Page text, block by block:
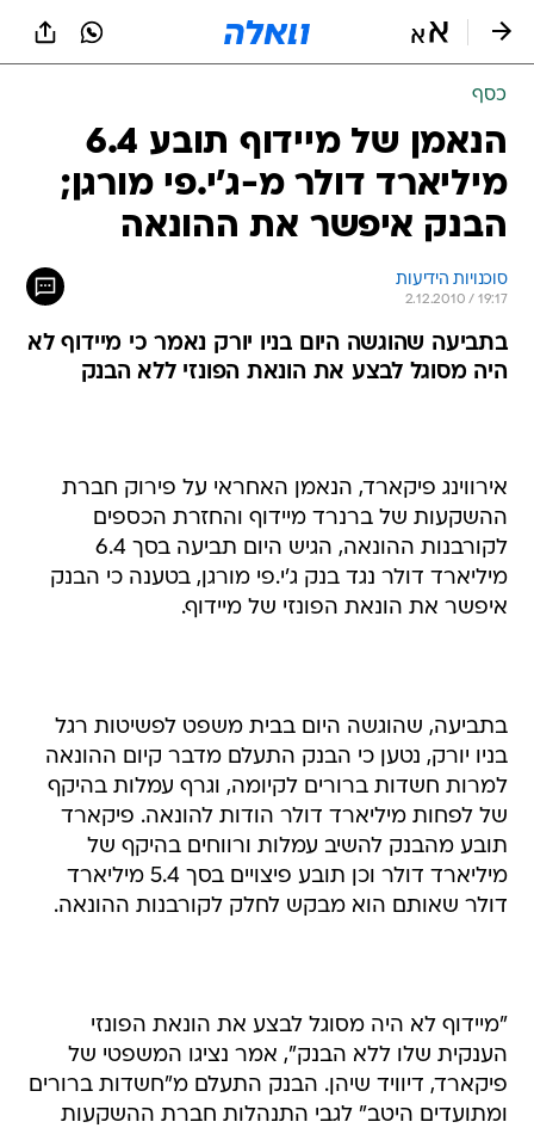
כסף
הנאמן של מיידוף תובע 6.4
מיליארד דולר מ-ג'י.פי מורגן;
הבנק איפשר את ההונאה
סוכנויות הידיעות
2.12.2010 / 19:17
בתביעה שהוגשה היום בניו יורק נאמר כי מיידוף לא
היה מסוגל לבצע את הונאת הפונזי ללא הבנק
אירווינג פיקארד, הנאמן האחראי על פירוק חברת
ההשקעות של ברנרד מיידוף והחזרת הכספים
לקורבנות ההונאה, הגיש היום תביעה בסך 6.4
מיליארד דולר נגד בנק ג'י.פי מורגן, בטענה כי הבנק
איפשר את הונאת הפונזי של מיידוף.
בתביעה, שהוגשה היום בבית משפט לפשיטות רגל
בניו יורק, נטען כי הבנק התעלם מדבר קיום ההונאה
למרות חשדות ברורים לקיומה, וגרף עמלות בהיקף
של לפחות מיליארד דולר הודות להונאה. פיקארד
תובע מהבנק להשיב עמלות ורווחים בהיקף של
מיליארד דולר וכן תובע פיצויים בסך 5.4 מיליארד
דולר שאותם הוא מבקש לחלק לקורבנות ההונאה.
"מיידוף לא היה מסוגל לבצע את הונאת הפונזי
הענקית שלו ללא הבנק", אמר נציגו המשפטי של
פיקארד, דיוויד שיהן. הבנק התעלם מ"חשדות ברורים
ומתועדים היטב" לגבי התנהלות חברת ההשקעות